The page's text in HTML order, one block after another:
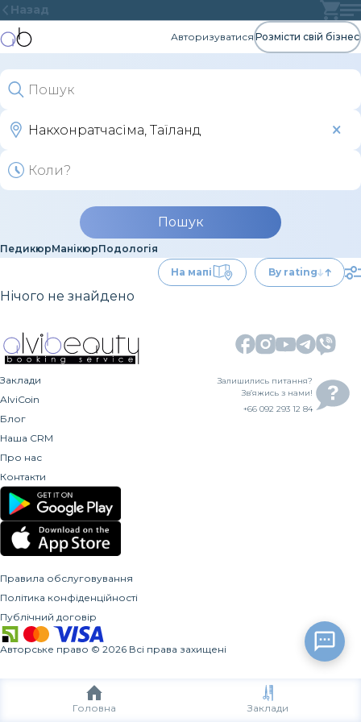
Головна Заклади
Назад
Авторизуватися Розмісти свій бізнес
Пошук
ПедикюрМанікюрПодологія
На мапі
By rating
Нічого не знайдено
Заклади
AlviCoin
Блог
Наша CRM
Про нас
Контакти
Залишились питання?
Зв’яжись з нами!
+66 092 293 12 84
Правила обслуговування
Політика конфіденційності
Публічний договір
Авторське право © 2026 Всі права захищені